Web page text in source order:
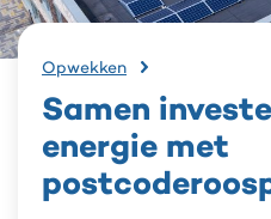
Opwekken
in
zonne-
energie
met
Samen
energie met